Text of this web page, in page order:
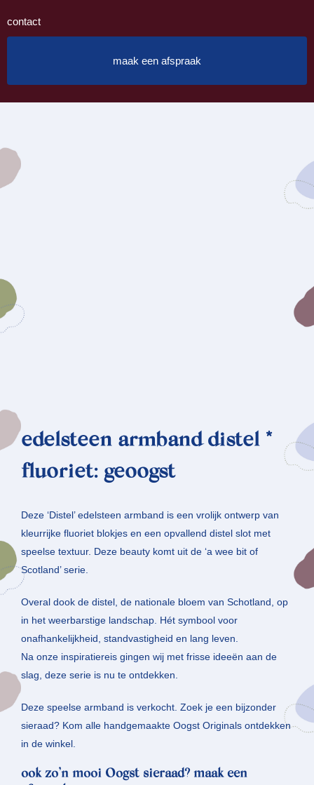
contact
maak een afspraak
edelsteen armband distel *
fluoriet: geoogst
Deze ‘Distel’ edelsteen armband is een vrolijk ontwerp van
kleurrijke fluoriet blokjes en een opvallend distel slot met
speelse textuur. Deze beauty komt uit de ‘a wee bit of
Scotland’ serie.
Overal dook de distel, de nationale bloem van Schotland, op
in het weerbarstige landschap. Hét symbool voor
onafhankelijkheid, standvastigheid en lang leven.
Na onze inspiratiereis gingen wij met frisse ideeën aan de
slag, deze serie is nu te ontdekken.
Deze speelse armband is verkocht. Zoek je een bijzonder
sieraad? Kom alle handgemaakte Oogst Originals ontdekken
in de winkel.
ook zo’n mooi Oogst sieraad? maak een